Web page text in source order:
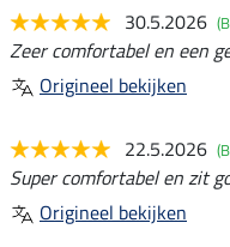
30.5.2026
Zeer comfortabel en een
Origineel bekijken
22.5.2026
Super comfortabel en zit
Origineel bekijken